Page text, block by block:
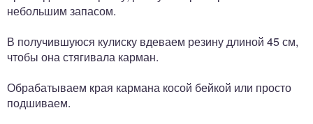
небольшим запасом.
В получившуюся кулиску вдеваем резину длиной 45 см,
чтобы она стягивала карман.
Обрабатываем края кармана косой бейкой или просто
подшиваем.